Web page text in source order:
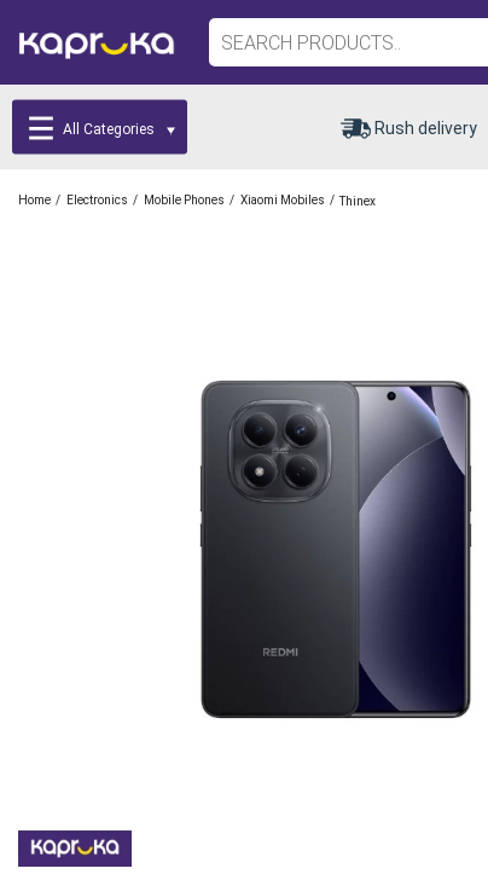
All Categories Rush delivery
Home / Electronics / Mobile Phones / Xiaomi Mobiles / Thinex